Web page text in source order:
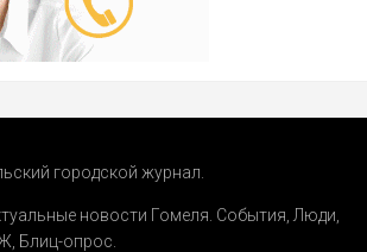
городской журнал.
новости Гомеля. События Люди
Блиц-опрос